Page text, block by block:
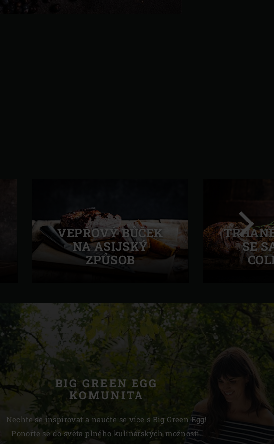
VEPŘOVÝ BŮČEK
NA ASIJSKÝ
ZPŮSOB
SE
Další
BIG GREEN EGG
KOMUNITA
Nechte se inspirovat a naučte se více s Big Green Egg!
Ponořte se do světa plného kulinářských možností.